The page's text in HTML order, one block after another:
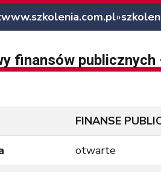
www.szkolenia.com.pl»
finansów
FINANSE
otwarte